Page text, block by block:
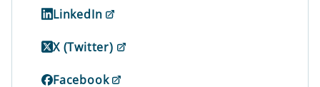
LinkedIn
X (Twitter)
Facebook